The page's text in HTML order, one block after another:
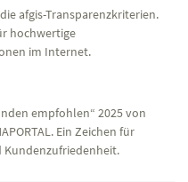
afgis-Transparenzkriterien.
hochwertige
im Internet.
empfohlen“ 2025 von
Ein Zeichen für
Kundenzufriedenheit.